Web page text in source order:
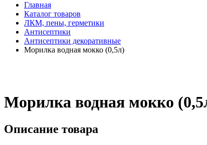
Главная
Каталог товаров
ЛКМ, пены, герметики
Антисептики
Антисептики декоративные
Морилка водная мокко (0,5л)
Морилка водная мокко
Описание товара